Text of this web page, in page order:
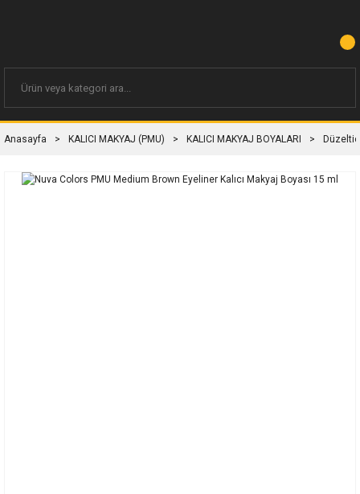
Anasayfa KALICI MAKYAJ (PMU) KALICI MAKYAJ BOYALARI